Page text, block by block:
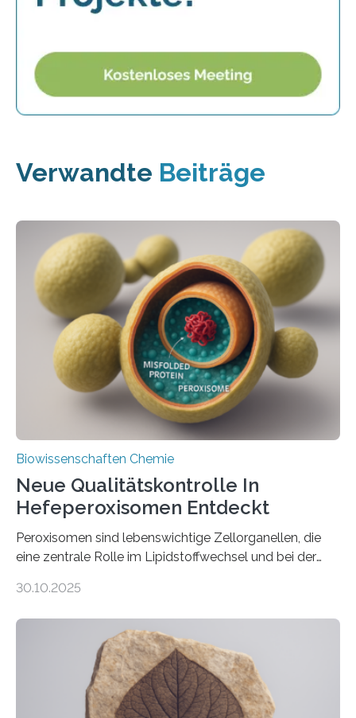
Verwandte Beiträge
Biowissenschaften Chemie
Neue Qualitätskontrolle In
Hefeperoxisomen Entdeckt
Peroxisomen sind lebenswichtige Zellorganellen, die
eine zentrale Rolle im Lipidstoffwechsel und bei der
erfüllen können, müssen zahlreiche Enzyme präzise in
der Ruhr-Universität Bochum um Prof. Dr. Ralf Erdmann
und Dr. Ismaila Francis Yusuf hat nun einen bislang
unbekannten Qualitätskontrollmechanismus des
peroxisomalen Proteintransports in der Bäckerhefe
Saccharomyces cerevisiae entdeckt, der für die
30.10.2025